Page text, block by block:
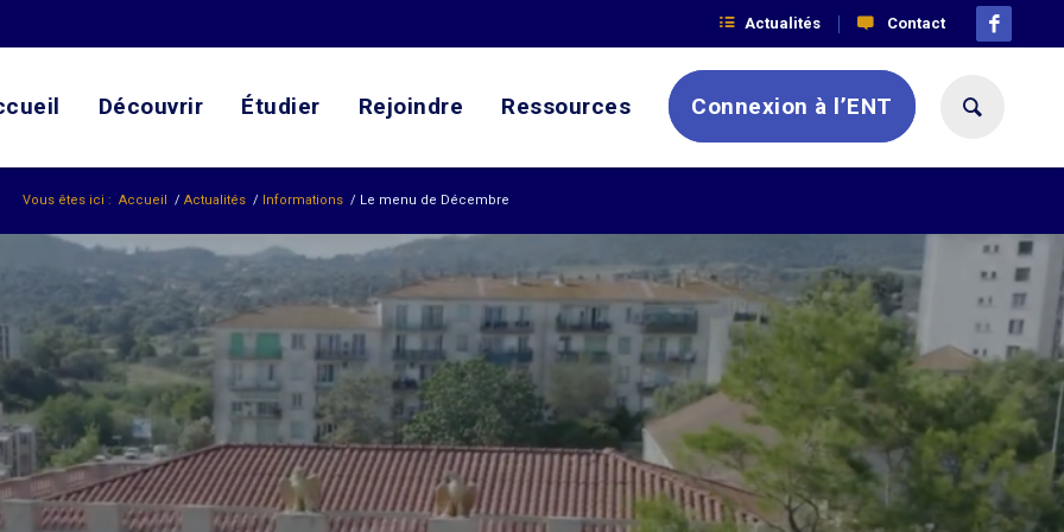
Actualités Contact
Découvrir Étudier Rejoindre Ressources Connexion à l’ENT
Vous êtes ici : Accueil / Actualités / Informations / Le menu de Décembre